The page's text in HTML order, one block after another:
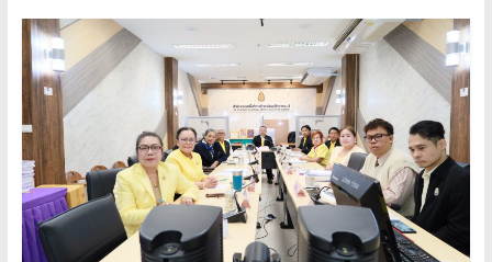
การ
ศึกษา
มัธยมศึกษา
สระบุรี
สพม.สระบุรี,สพม.สบ,สำนักงาน